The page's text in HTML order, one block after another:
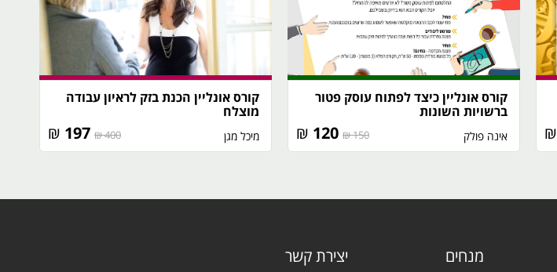
₪
קורס אונליין כיצד לפתוח עוסק פטור
ברשויות השונות
אינה פולק 150 ₪
₪
קורס אונליין הכנת בזק לראיון עבודה
מוצלח
מיכל מגן‎ 400 ₪
₪
מנחים יצירת קשר